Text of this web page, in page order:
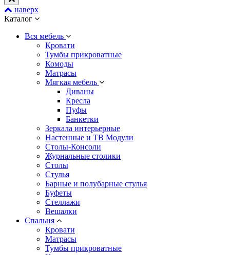
наверх
Каталог
Вся мебель
Кровати
Тумбы прикроватные
Комоды
Матрасы
Мягкая мебель
Диваны
Кресла
Пуфы
Банкетки
Зеркала интерьерные
Настенные и ТВ Модули
Столы-Консоли
Журнальные столики
Столы
Стулья
Барные и полубарные стулья
Буфеты
Стеллажи
Вешалки
Cпальня
Кровати
Матрасы
Тумбы прикроватные